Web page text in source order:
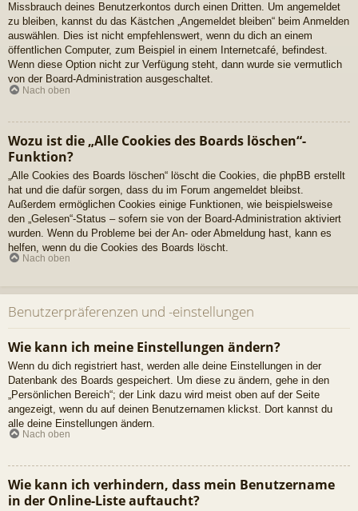
Missbrauch deines Benutzerkontos durch einen Dritten. Um angemeldet
zu bleiben, kannst du das Kästchen „Angemeldet bleiben“ beim Anmelden
auswählen. Dies ist nicht empfehlenswert, wenn du dich an einem
öffentlichen Computer, zum Beispiel in einem Internetcafé, befindest.
Wenn diese Option nicht zur Verfügung steht, dann wurde sie vermutlich
von der Board-Administration ausgeschaltet.
Nach oben
Wozu ist die „Alle Cookies des Boards löschen“-
Funktion?
„Alle Cookies des Boards löschen“ löscht die Cookies, die phpBB erstellt
hat und die dafür sorgen, dass du im Forum angemeldet bleibst.
Außerdem ermöglichen Cookies einige Funktionen, wie beispielsweise
den „Gelesen“-Status – sofern sie von der Board-Administration aktiviert
wurden. Wenn du Probleme bei der An- oder Abmeldung hast, kann es
helfen, wenn du die Cookies des Boards löscht.
Nach oben
Benutzerpräferenzen und -einstellungen
Wie kann ich meine Einstellungen ändern?
Wenn du dich registriert hast, werden alle deine Einstellungen in der
Datenbank des Boards gespeichert. Um diese zu ändern, gehe in den
„Persönlichen Bereich“; der Link dazu wird meist oben auf der Seite
angezeigt, wenn du auf deinen Benutzernamen klickst. Dort kannst du
alle deine Einstellungen ändern.
Nach oben
Wie kann ich verhindern, dass mein Benutzername
in der Online-Liste auftaucht?